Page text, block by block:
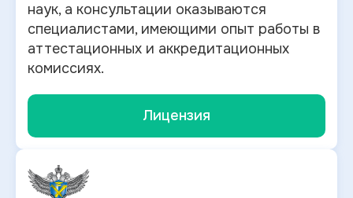
наук, а консультации оказываются
специалистами, имеющими опыт работы в
аттестационных и аккредитационных
комиссиях.
Лицензия